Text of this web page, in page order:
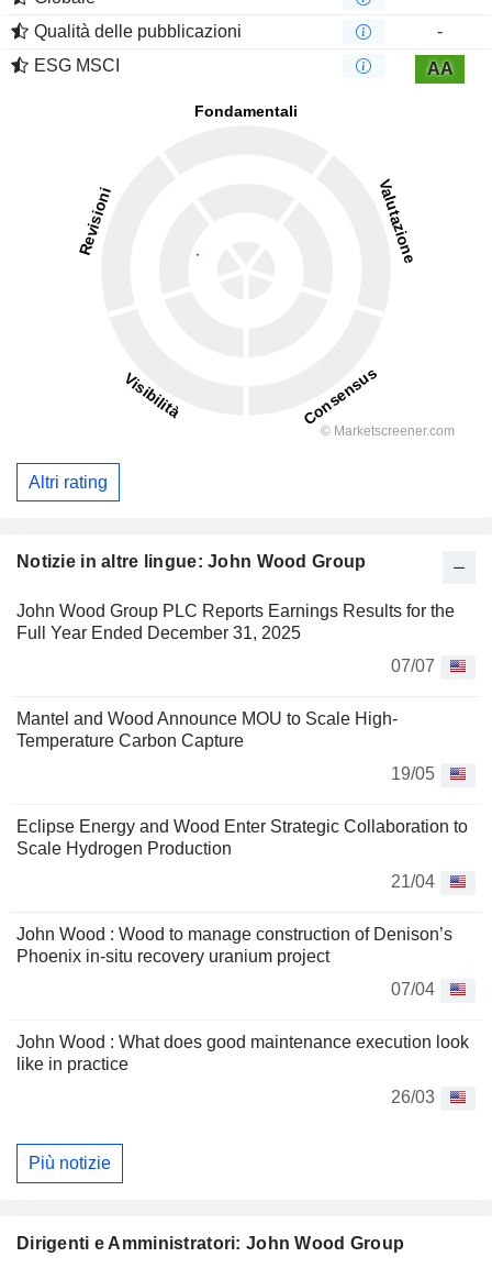
Notizie in altre lingue: John Wood Group
John Wood Group PLC Reports Earnings Results for the
Full Year Ended December 31, 2025
07/07
Mantel and Wood Announce MOU to Scale High-
Temperature Carbon Capture
19/05
Eclipse Energy and Wood Enter Strategic Collaboration to
Scale Hydrogen Production
21/04
John Wood : Wood to manage construction of Denison’s
Phoenix in‑situ recovery uranium project
07/04
John Wood : What does good maintenance execution look
like in practice
26/03
Più notizie
Dirigenti e Amministratori: John Wood Group
Qualità delle pubblicazioni
-
ESG MSCI
AA
Altri rating